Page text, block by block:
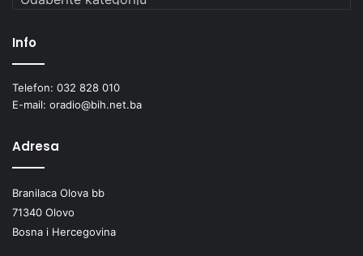
Info
Telefon: 032 828 010
E-mail: oradio@bih.net.ba
Adresa
Branilaca Olova bb
71340 Olovo
Bosna i Hercegovina